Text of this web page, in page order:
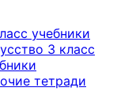
учебники
3 класс
тетради